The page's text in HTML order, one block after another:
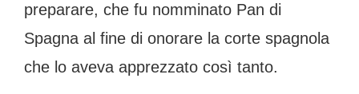
preparare, che fu nomminato Pan di
Spagna al fine di onorare la corte spagnola
che lo aveva apprezzato così tanto.